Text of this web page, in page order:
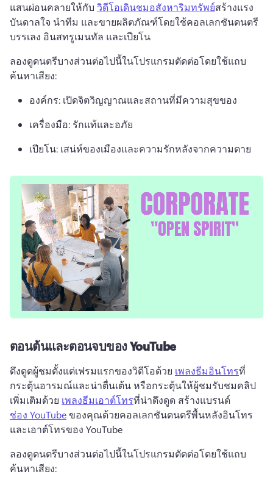
แสนผ่อนคลายให้กับ วิดีโอเดินชมอสังหาริมทรัพย์สร้างแรง
บันดาลใจ นำทีม และขายผลิตภัณฑ์โดยใช้คอลเลกชันดนตรี
บรรเลง อินสทรูเมนทัล และเปียโน
ลองดูดนตรีบางส่วนต่อไปนี้ในโปรแกรมตัดต่อโดยใช้แถบ
ค้นหาเสียง:
องค์กร: เปิดจิตวิญญาณและสถานที่มีความสุขของ
เครื่องมือ: รักแท้และอภัย
เปียโน: เสน่ห์ของเมืองและความรักหลังจากความตาย
ตอนต้นและตอนจบของ YouTube
ดึงดูดผู้ชมตั้งแต่เฟรมแรกของวิดีโอด้วย เพลงธีมอินโทรที่
กระตุ้นอารมณ์และน่าตื่นเต้น หรือกระตุ้นให้ผู้ชมรับชมคลิป
เพิ่มเติมด้วย เพลงธีมเอาต์โทรที่น่าดึงดูด สร้างแบรนด์
ช่อง YouTube ของคุณด้วยคอลเลกชันดนตรีพื้นหลังอินโทร
และเอาต์โทรของ YouTube
ลองดูดนตรีบางส่วนต่อไปนี้ในโปรแกรมตัดต่อโดยใช้แถบ
ค้นหาเสียง: